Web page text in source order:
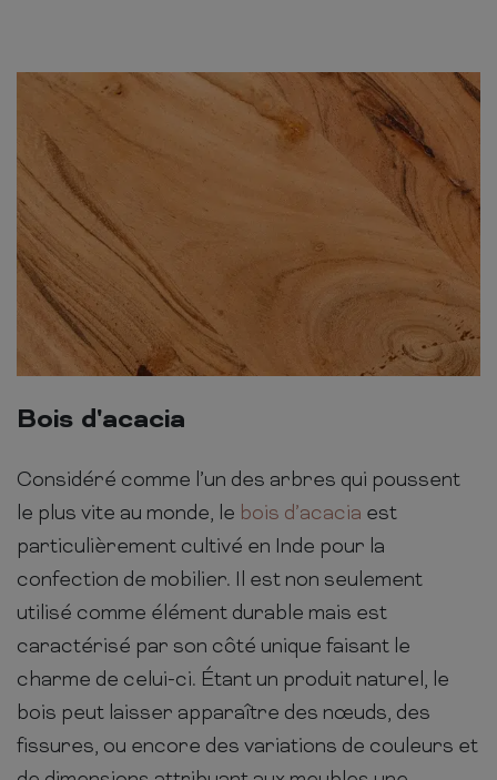
Bois d'acacia
Considéré comme l’un des arbres qui poussent
le plus vite au monde, le bois d’acacia est
particulièrement cultivé en Inde pour la
confection de mobilier. Il est non seulement
utilisé comme élément durable mais est
caractérisé par son côté unique faisant le
charme de celui-ci. Étant un produit naturel, le
bois peut laisser apparaître des nœuds, des
fissures, ou encore des variations de couleurs et